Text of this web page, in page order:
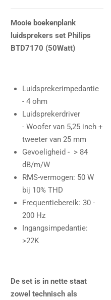
Mooie boekenplank
luidsprekers set Philips
BTD7170 (50Watt)
Luidsprekerimpedantie
- 4 ohm
Luidsprekerdriver
- Woofer van 5,25 inch +
tweeter van 25 mm
Gevoeligheid - > 84
dB/m/W
RMS-vermogen: 50 W
bij 10% THD
Frequentiebereik: 30 -
200 Hz
Ingangsimpedantie:
>22K
De set is in nette staat
zowel technisch als